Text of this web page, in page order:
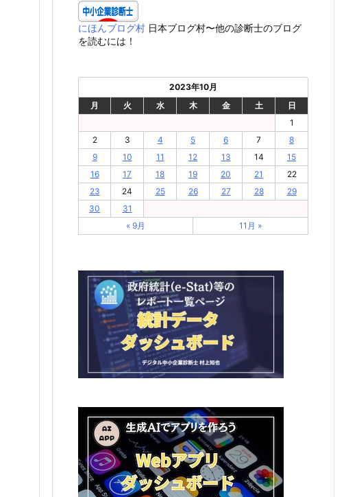
にほんブログ村 日本ブログ村〜他の診断士のブログ
を読むには！
2023年10月
月
火 水 木 金 土
日
1
2
3 4 5 6 7
8
9
10 11 12 13 14
15
16
17 18 19 20 21
22
23
24 25 26 27 28
29
30
31
« 9月
11月 »